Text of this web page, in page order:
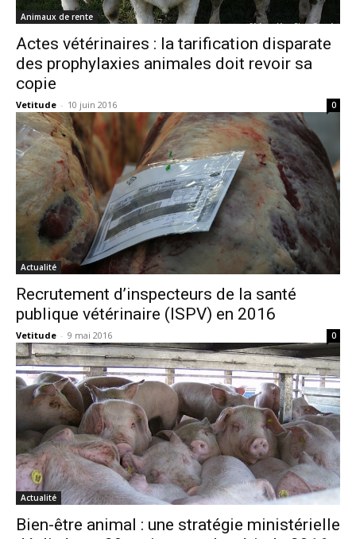
Animaux de rente
Actes vétérinaires : la tarification disparate
des prophylaxies animales doit revoir sa
copie
Vetitude - 10 juin 2016 0
Actualité
Recrutement d’inspecteurs de la santé
publique vétérinaire (ISPV) en 2016
Vetitude - 9 mai 2016 0
Actualité
Bien-être animal : une stratégie ministérielle